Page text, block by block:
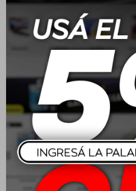
El neumático Rapid P329 es
confiable para el uso diario.
un rendimiento adecuado
pensado para quienes
perder seguridad básica.
Características:
Dibujo optimizado que
distintas condiciones de
Buen confort de marcha,
Composición resistente
cotidiano del uso urbano.
Canales de drenaje que